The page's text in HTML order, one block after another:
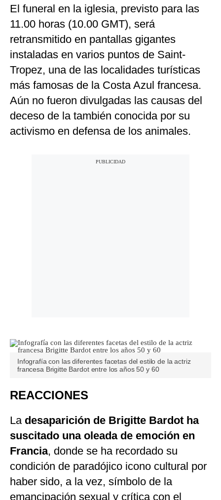
El funeral en la iglesia, previsto para las
11.00 horas (10.00 GMT), será
retransmitido en pantallas gigantes
instaladas en varios puntos de Saint-
Tropez, una de las localidades turísticas
más famosas de la Costa Azul francesa.
Aún no fueron divulgadas las causas del
deceso de la también conocida por su
activismo en defensa de los animales.
Infografía con las diferentes facetas del estilo de la actriz
francesa Brigitte Bardot entre los años 50 y 60
REACCIONES
La desaparición de Brigitte Bardot ha
suscitado una oleada de emoción en
Francia, donde se ha recordado su
condición de paradójico icono cultural por
haber sido, a la vez, símbolo de la
emancipación sexual y crítica con el